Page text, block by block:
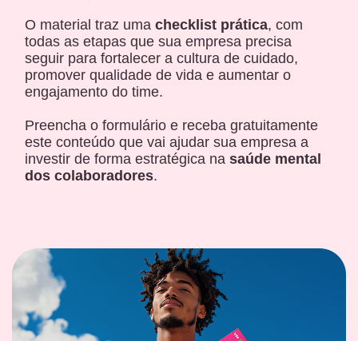
O material traz uma checklist prática, com
todas as etapas que sua empresa precisa
seguir para fortalecer a cultura de cuidado,
promover qualidade de vida e aumentar o
engajamento do time.
Preencha o formulário e receba gratuitamente
este conteúdo que vai ajudar sua empresa a
investir de forma estratégica na saúde mental
dos colaboradores.